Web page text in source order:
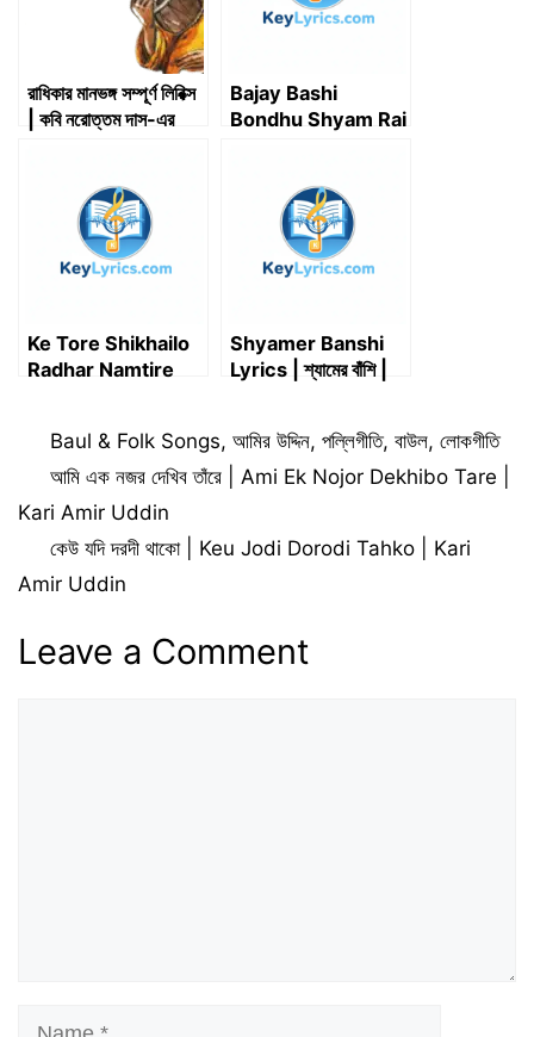
রাধিকার মানভঙ্গ সম্পূর্ণ লিরিক্স
| কবি নরোত্তম দাস-এর
Bajay Bashi
Bondhu Shyam Rai
Ke Tore Shikhailo
Radhar Namtire
রাধার নামটিরে
Shyamer Banshi
Lyrics | শ্যামের বাঁশি |
Categories
Baul & Folk Songs,আমির উদ্দিন,পল্লিগীতি,বাউল,লোকগীতি
আমি এক নজর দেখিব তাঁরে | Ami Ek Nojor Dekhibo Tare |
Kari Amir Uddin
কেউ যদি দরদী থাকো | Keu Jodi Dorodi Tahko | Kari
Amir Uddin
Leave a Comment
Name